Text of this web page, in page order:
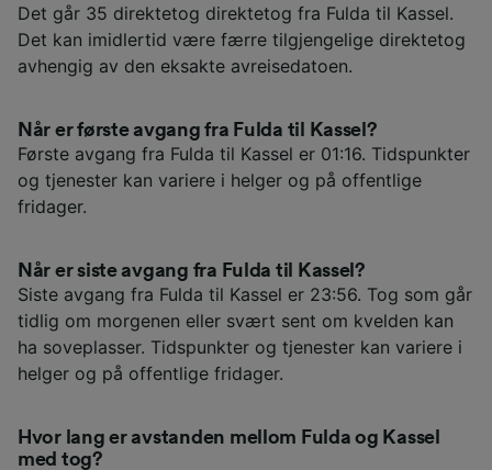
Det går 35 direktetog direktetog fra Fulda til Kassel.
Det kan imidlertid være færre tilgjengelige direktetog
avhengig av den eksakte avreisedatoen.
Når er første avgang fra Fulda til Kassel?
Første avgang fra Fulda til Kassel er 01:16. Tidspunkter
og tjenester kan variere i helger og på offentlige
fridager.
Når er siste avgang fra Fulda til Kassel?
Siste avgang fra Fulda til Kassel er 23:56. Tog som går
tidlig om morgenen eller svært sent om kvelden kan
ha soveplasser. Tidspunkter og tjenester kan variere i
helger og på offentlige fridager.
Hvor lang er avstanden mellom Fulda og Kassel
med tog?